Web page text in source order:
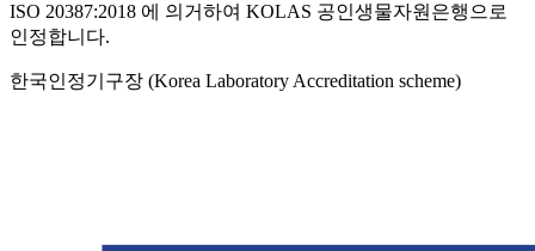
ISO 20387:2018 에 의거하여 KOLAS 공인생물자원은행으로
인정합니다.
한국인정기구장 (Korea Laboratory Accreditation scheme)